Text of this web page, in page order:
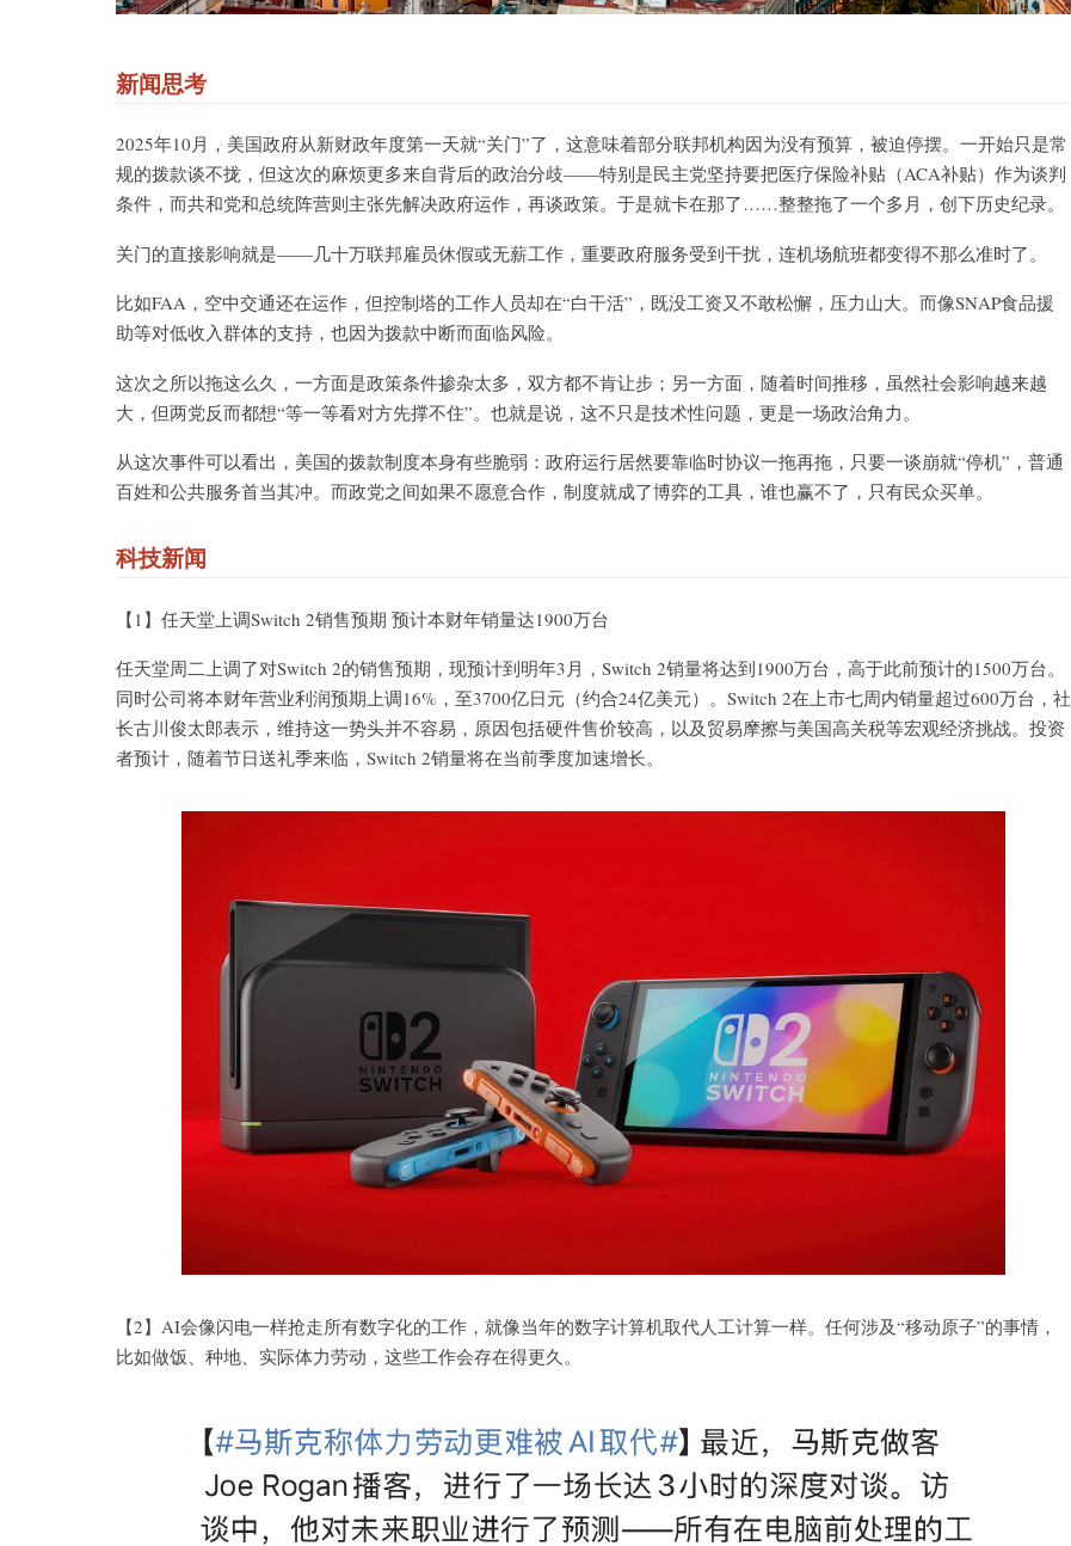
新闻思考
2025年10月，美国政府从新财政年度第一天就“关门”了，这意味着部分联邦机构因为没有预算，被迫停摆。一开始只是常
规的拨款谈不拢，但这次的麻烦更多来自背后的政治分歧——特别是民主党坚持要把医疗保险补贴（ACA补贴）作为谈判
条件，而共和党和总统阵营则主张先解决政府运作，再谈政策。于是就卡在那了……整整拖了一个多月，创下历史纪录。
关门的直接影响就是——几十万联邦雇员休假或无薪工作，重要政府服务受到干扰，连机场航班都变得不那么准时了。
比如FAA，空中交通还在运作，但控制塔的工作人员却在“白干活”，既没工资又不敢松懈，压力山大。而像SNAP食品援
助等对低收入群体的支持，也因为拨款中断而面临风险。
这次之所以拖这么久，一方面是政策条件掺杂太多，双方都不肯让步；另一方面，随着时间推移，虽然社会影响越来越
大，但两党反而都想“等一等看对方先撑不住”。也就是说，这不只是技术性问题，更是一场政治角力。
从这次事件可以看出，美国的拨款制度本身有些脆弱：政府运行居然要靠临时协议一拖再拖，只要一谈崩就“停机”，普通
百姓和公共服务首当其冲。而政党之间如果不愿意合作，制度就成了博弈的工具，谁也赢不了，只有民众买单。
科技新闻
【1】任天堂上调Switch 2销售预期 预计本财年销量达1900万台
任天堂周二上调了对Switch 2的销售预期，现预计到明年3月，Switch 2销量将达到1900万台，高于此前预计的1500万台。
同时公司将本财年营业利润预期上调16%，至3700亿日元（约合24亿美元）。Switch 2在上市七周内销量超过600万台，社
长古川俊太郎表示，维持这一势头并不容易，原因包括硬件售价较高，以及贸易摩擦与美国高关税等宏观经济挑战。投资
者预计，随着节日送礼季来临，Switch 2销量将在当前季度加速增长。
【2】AI会像闪电一样抢走所有数字化的工作，就像当年的数字计算机取代人工计算一样。任何涉及“移动原子”的事情，
比如做饭、种地、实际体力劳动，这些工作会存在得更久。